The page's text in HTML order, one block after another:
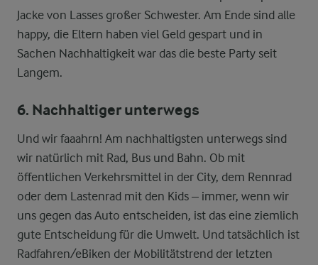
Jacke von Lasses großer Schwester. Am Ende sind alle
happy, die Eltern haben viel Geld gespart und in
Sachen Nachhaltigkeit war das die beste Party seit
Langem.
6. Nachhaltiger unterwegs
Und wir faaahrn! Am nachhaltigsten unterwegs sind
wir natürlich mit Rad, Bus und Bahn. Ob mit
öffentlichen Verkehrsmittel in der City, dem Rennrad
oder dem Lastenrad mit den Kids – immer, wenn wir
uns gegen das Auto entscheiden, ist das eine ziemlich
gute Entscheidung für die Umwelt. Und tatsächlich ist
Radfahren/eBiken der Mobilitätstrend der letzten